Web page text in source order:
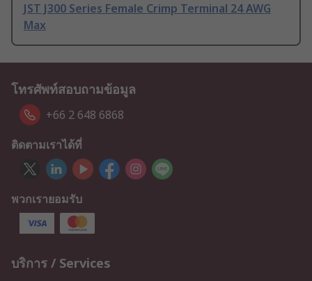
JST J300 Series Female Crimp Terminal 24 AWG
Max
โทรศัพท์สอบถามข้อมูล
+66 2 648 6868
ติดตามเราได้ที่
พวกเรายอมรับ
บริการ / Services